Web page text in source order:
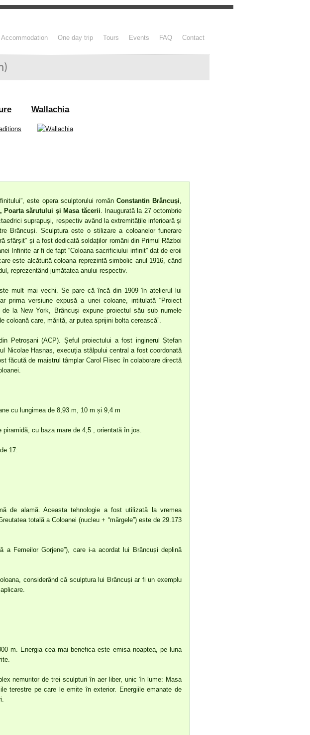
Accommodation One day trip Tours Events FAQ Contact
Wallachia
este opera sculptorului român Constantin Brâncuși,
Poarta sărutului și Masa tăcerii. Inaugurată la 27 octombrie
suprapuși, respectiv având la extremitățile inferioară și
Brâncuși. Sculptura este o stilizare a coloanelor funerare
sfârșit” și a fost dedicată soldaților români din Primul Război
Infinite ar fi de fapt “Coloana sacrificiului infinit” dat de eroii
este alcătuită coloana reprezintă simbolic anul 1916, când
reprezentând jumătatea anului respectiv.
mult mai vechi. Se pare că încă din 1909 în atelierul lui
prima versiune expusă a unei coloane, intitulată “Proiect
la New York, Brâncuși expune proiectul său sub numele
coloană care, mărită, ar putea sprijini bolta cerească”.
Petroșani (ACP). Șeful proiectului a fost inginerul Ștefan
Nicolae Hasnas, execuția stâlpului central a fost coordonată
făcută de maistrul tâmplar Carol Flisec în colaborare directă
cu lungimea de 8,93 m, 10 m și 9,4 m
cu baza mare de 4,5 , orientată în jos.
17:
de alamă. Aceasta tehnologie a fost utilizată la vremea
totală a Coloanei (nucleu + “mărgele”) este de 29.173
a Femeilor Gorjene”), care i-a acordat lui Brâncuși deplină
considerând că sculptura lui Brâncuși ar fi un exemplu
m. Energia cea mai benefica este emisa noaptea, pe luna
nemuritor de trei sculpturi în aer liber, unic în lume: Masa
terestre pe care le emite în exterior. Energiile emanate de